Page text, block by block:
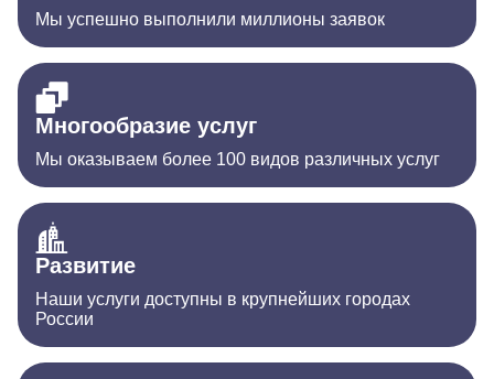
Мы успешно выполнили миллионы заявок
Многообразие услуг
Мы оказываем более 100 видов различных услуг
Развитие
Наши услуги доступны в крупнейших городах
России